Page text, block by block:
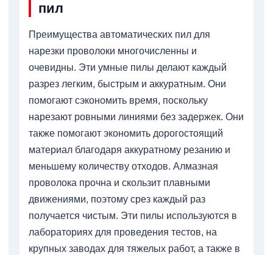
пил
Преимущества автоматических пил для
нарезки проволоки многочисленны и
очевидны. Эти умные пилы делают каждый
разрез легким, быстрым и аккуратным. Они
помогают сэкономить время, поскольку
нарезают ровными линиями без задержек. Они
также помогают экономить дорогостоящий
материал благодаря аккуратному резанию и
меньшему количеству отходов. Алмазная
проволока прочна и скользит плавными
движениями, поэтому срез каждый раз
получается чистым. Эти пилы используются в
лабораториях для проведения тестов, на
крупных заводах для тяжелых работ, а также в